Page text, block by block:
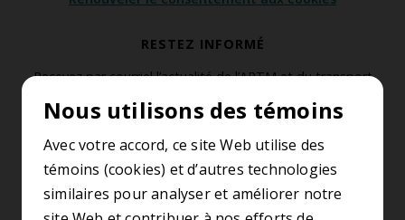
Nous utilisons des témoins
Avec votre accord, ce site Web utilise des
témoins (cookies) et d’autres technologies
similaires pour analyser et améliorer notre
RESTEZ INFORMÉ
Recevez par courriel l’actualité de l’ARTM et du transport
S’abonner à l’infolettre
SUIVEZ-NOUS